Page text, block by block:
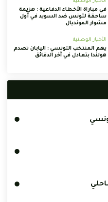
في مباراة الأخطاء الدفاعية : هزيمة
ساحقة لتونس ضد السويد في أول
مشوار المونديال
الأخبار الوطنية
يهم المنتخب التونسي : اليابان تصدم
هولندا بتعادل في آخر الدقائق